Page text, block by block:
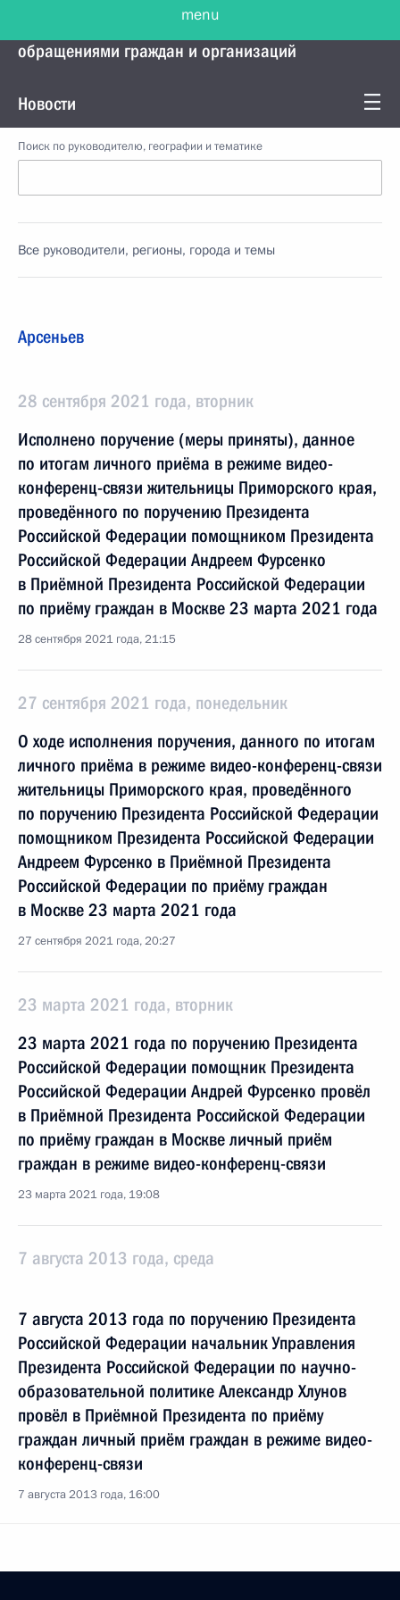
обращениями граждан и организаций
Новости
Поиск по руководителю, географии и тематике
Все руководители, регионы, города и темы
Арсеньев
28 сентября 2021 года, вторник
Исполнено поручение (меры приняты), данное
по итогам личного приёма в режиме видео-
конференц-связи жительницы Приморского края,
проведённого по поручению Президента
Российской Федерации помощником Президента
Российской Федерации Андреем Фурсенко
в Приёмной Президента Российской Федерации
по приёму граждан в Москве 23 марта 2021 года
28 сентября 2021 года, 21:15
27 сентября 2021 года, понедельник
О ходе исполнения поручения, данного по итогам
личного приёма в режиме видео-конференц-связи
жительницы Приморского края, проведённого
по поручению Президента Российской Федерации
помощником Президента Российской Федерации
Андреем Фурсенко в Приёмной Президента
Российской Федерации по приёму граждан
в Москве 23 марта 2021 года
27 сентября 2021 года, 20:27
23 марта 2021 года, вторник
23 марта 2021 года по поручению Президента
Российской Федерации помощник Президента
Российской Федерации Андрей Фурсенко провёл
в Приёмной Президента Российской Федерации
по приёму граждан в Москве личный приём
граждан в режиме видео-конференц-связи
23 марта 2021 года, 19:08
7 августа 2013 года, среда
7 августа 2013 года по поручению Президента
Российской Федерации начальник Управления
Президента Российской Федерации по научно-
образовательной политике Александр Хлунов
провёл в Приёмной Президента по приёму
граждан личный приём граждан в режиме видео-
конференц-связи
7 августа 2013 года, 16:00